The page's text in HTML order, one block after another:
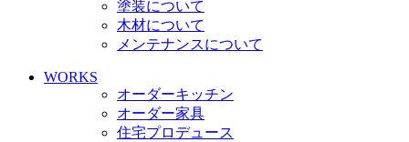
塗装について
木材について
メンテナンスについて
WORKS
オーダーキッチン
オーダー家具
住宅プロデュース